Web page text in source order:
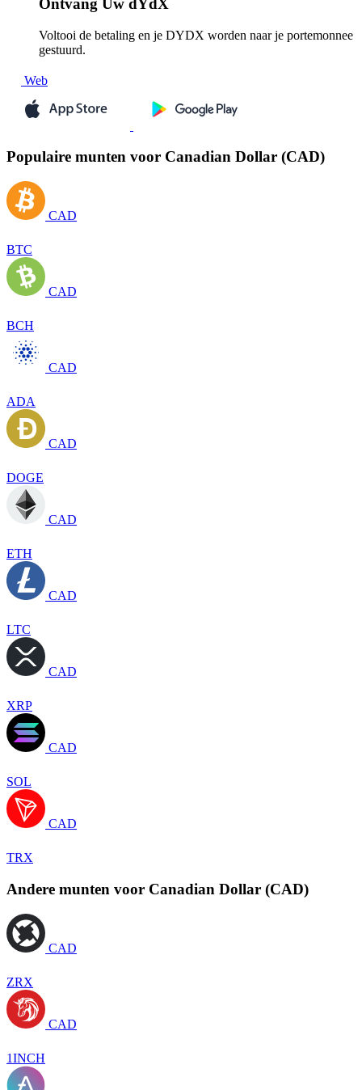
Ontvang Uw dYdX
Voltooi de betaling en je DYDX worden naar je portemonnee
gestuurd.
Web
Populaire munten voor Canadian Dollar (CAD)
CAD
BTC
CAD
BCH
CAD
ADA
CAD
DOGE
CAD
ETH
CAD
LTC
CAD
XRP
CAD
SOL
CAD
TRX
Andere munten voor Canadian Dollar (CAD)
CAD
ZRX
CAD
1INCH